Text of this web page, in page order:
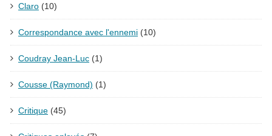
Claro (10)
Correspondance avec l'ennemi (10)
Coudray Jean-Luc (1)
Cousse (Raymond) (1)
Critique (45)